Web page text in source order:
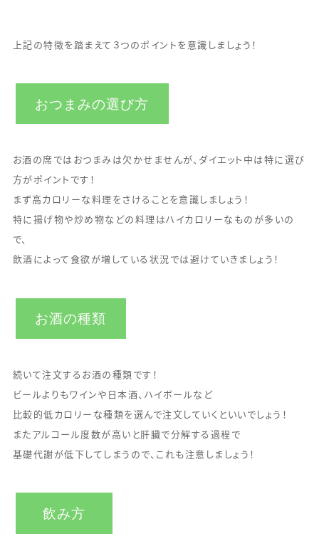
上記の特徴を踏まえて３つのポイントを意識しましょう！
おつまみの選び方
お酒の席ではおつまみは欠かせませんが、ダイエット中は特に選び
方がポイントです！
まず高カロリーな料理をさけることを意識しましょう！
特に揚げ物や炒め物などの料理はハイカロリーなものが多いの
で、
飲酒によって食欲が増している状況では避けていきましょう！
お酒の種類
続いて注文するお酒の種類です！
ビールよりもワインや日本酒、ハイボールなど
比較的低カロリーな種類を選んで注文していくといいでしょう！
またアルコール度数が高いと肝臓で分解する過程で
基礎代謝が低下してしまうので、これも注意しましょう！
飲み方